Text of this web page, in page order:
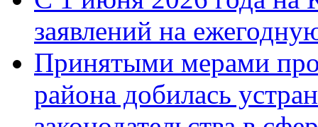
заявлений на
Принятыми мерами
района добилась